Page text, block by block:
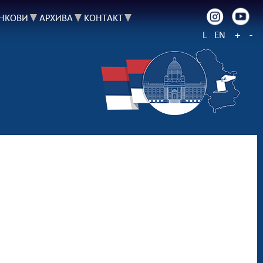
АРХИВА
КОНТАКТ
L
EN + -